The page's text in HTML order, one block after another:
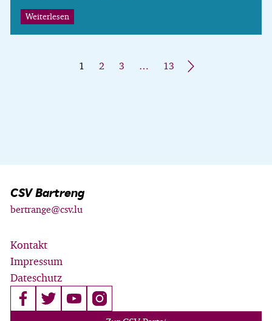
Weiterlesen
1 2 3 … 13 »
CSV Bartreng
bertrange@csv.lu
Kontakt
Impressum
Dateschutz